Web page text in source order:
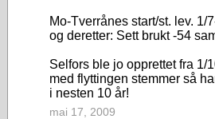
Mo-Tverrånes start/st. lev. 1/
og deretter: Sett brukt -54
Selfors ble jo opprettet fra 1/
med flyttingen stemmer så
i nesten 10 år!
mai 17, 2009